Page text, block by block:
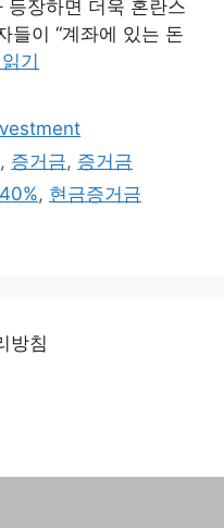
장하면 더욱 혼란스
들이 “계좌에 있는 돈
기
, 증거금, 증거금
, 현금증거금
방침